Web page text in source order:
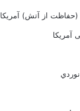
(حفاظت از آتش) آمریکا
آمریکا